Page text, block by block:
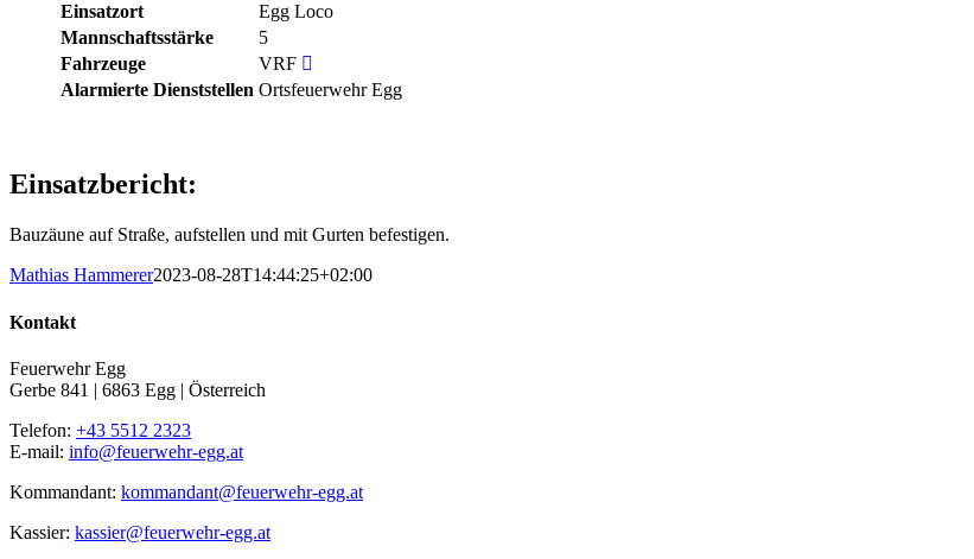
Einsatzort
Egg Loco
Mannschaftsstärke
5
Fahrzeuge
VRF
Alarmierte Dienststellen Ortsfeuerwehr Egg
Einsatzbericht:
Bauzäune auf Straße, aufstellen und mit Gurten befestigen.
Mathias Hammerer2023-08-28T14:44:25+02:00
Kontakt
Feuerwehr Egg
Gerbe 841 | 6863 Egg | Österreich
Telefon: +43 5512 2323
E-mail: info@feuerwehr-egg.at
Kommandant: kommandant@feuerwehr-egg.at
Kassier: kassier@feuerwehr-egg.at